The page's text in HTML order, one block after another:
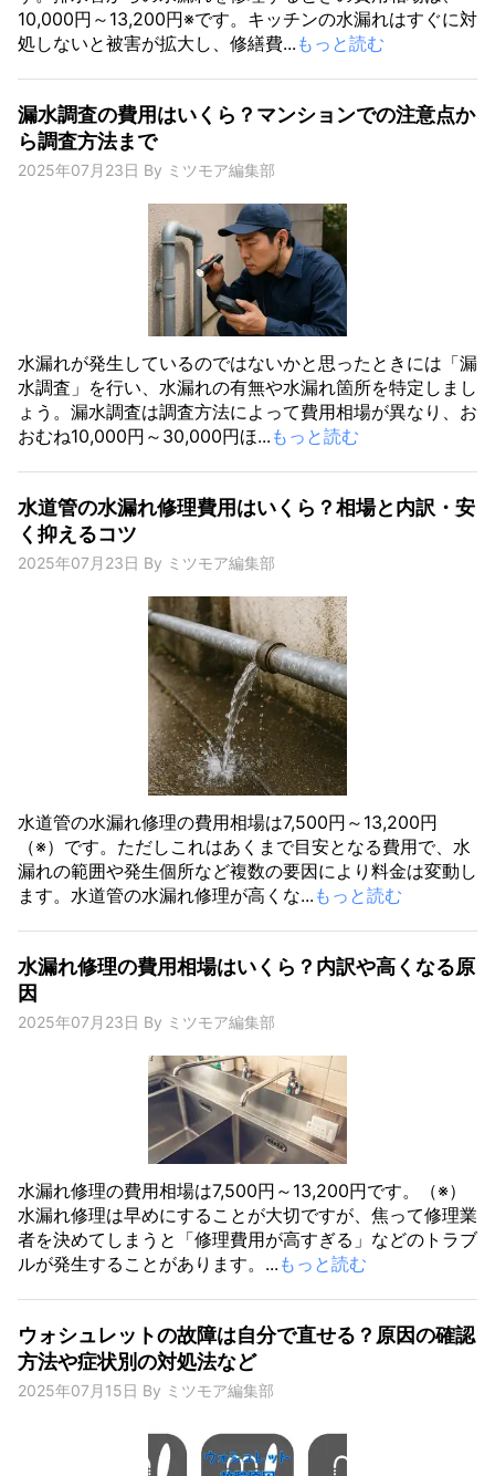
10,000円～13,200円※です。キッチンの水漏れはすぐに対
処しないと被害が拡大し、修繕費... もっと読む
漏水調査の費用はいくら？マンションでの注意点か
ら調査方法まで
2025年07月23日 By ミツモア編集部
水漏れが発生しているのではないかと思ったときには「漏
水調査」を行い、水漏れの有無や水漏れ箇所を特定しまし
ょう。漏水調査は調査方法によって費用相場が異なり、お
おむね10,000円～30,000円ほ... もっと読む
水道管の水漏れ修理費用はいくら？相場と内訳・安
く抑えるコツ
2025年07月23日 By ミツモア編集部
水道管の水漏れ修理の費用相場は7,500円～13,200円
（※）です。ただしこれはあくまで目安となる費用で、水
漏れの範囲や発生個所など複数の要因により料金は変動し
ます。水道管の水漏れ修理が高くな... もっと読む
水漏れ修理の費用相場はいくら？内訳や高くなる原
因
2025年07月23日 By ミツモア編集部
水漏れ修理の費用相場は7,500円～13,200円です。（※）
水漏れ修理は早めにすることが大切ですが、焦って修理業
者を決めてしまうと「修理費用が高すぎる」などのトラブ
ルが発生することがあります。... もっと読む
ウォシュレットの故障は自分で直せる？原因の確認
方法や症状別の対処法など
2025年07月15日 By ミツモア編集部